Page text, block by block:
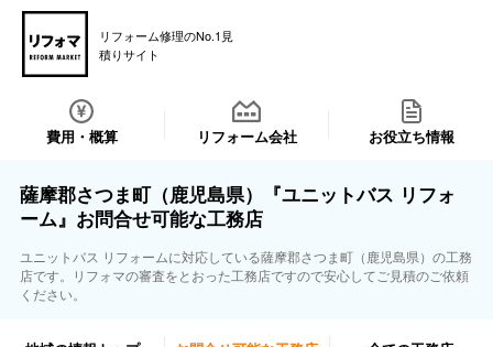
リフォーム修理のNo.1見
積りサイト
費用・概算 リフォーム会社 お役立ち情報
薩摩郡さつま町（鹿児島県）『ユニットバス リフォ
ーム』お問合せ可能な工務店
ユニットバス リフォームに対応している薩摩郡さつま町（鹿児島県）の工務
店です。リフォマの審査をとおった工務店ですので安心してご見積のご依頼
ください。